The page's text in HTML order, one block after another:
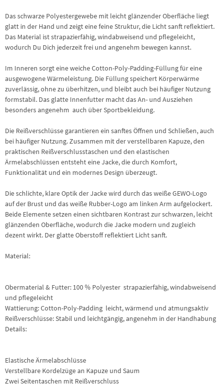
Das schwarze Polyestergewebe mit leicht glänzender Oberfläche liegt
glatt in der Hand und zeigt eine feine Struktur, die Licht sanft reflektiert.
Das Material ist strapazierfähig, windabweisend und pflegeleicht,
wodurch Du Dich jederzeit frei und angenehm bewegen kannst.
Im Inneren sorgt eine weiche Cotton-Poly-Padding-Füllung für eine
ausgewogene Wärmeleistung. Die Füllung speichert Körperwärme
zuverlässig, ohne zu überhitzen, und bleibt auch bei häufiger Nutzung
formstabil. Das glatte Innenfutter macht das An- und Ausziehen
besonders angenehm  auch über Sportbekleidung.
Die Reißverschlüsse garantieren ein sanftes Öffnen und Schließen, auch
bei häufiger Nutzung. Zusammen mit der verstellbaren Kapuze, den
praktischen Reißverschlusstaschen und den elastischen
Ärmelabschlüssen entsteht eine Jacke, die durch Komfort,
Funktionalität und ein modernes Design überzeugt.
Die schlichte, klare Optik der Jacke wird durch das weiße GEWO-Logo
auf der Brust und das weiße Rubber-Logo am linken Arm aufgelockert.
Beide Elemente setzen einen sichtbaren Kontrast zur schwarzen, leicht
glänzenden Oberfläche, wodurch die Jacke modern und zugleich
dezent wirkt. Der glatte Oberstoff reflektiert Licht sanft.
Material:
Obermaterial & Futter: 100 % Polyester  strapazierfähig, windabweisend
und pflegeleicht
Wattierung: Cotton-Poly-Padding  leicht, wärmend und atmungsaktiv
Reißverschlüsse: Stabil und leichtgängig, angenehm in der Handhabung
Details:
Elastische Ärmelabschlüsse
Verstellbare Kordelzüge an Kapuze und Saum
Zwei Seitentaschen mit Reißverschluss